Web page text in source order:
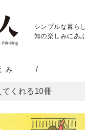
シンプルな暮ら
知の楽しみにあ
み
てくれる10冊